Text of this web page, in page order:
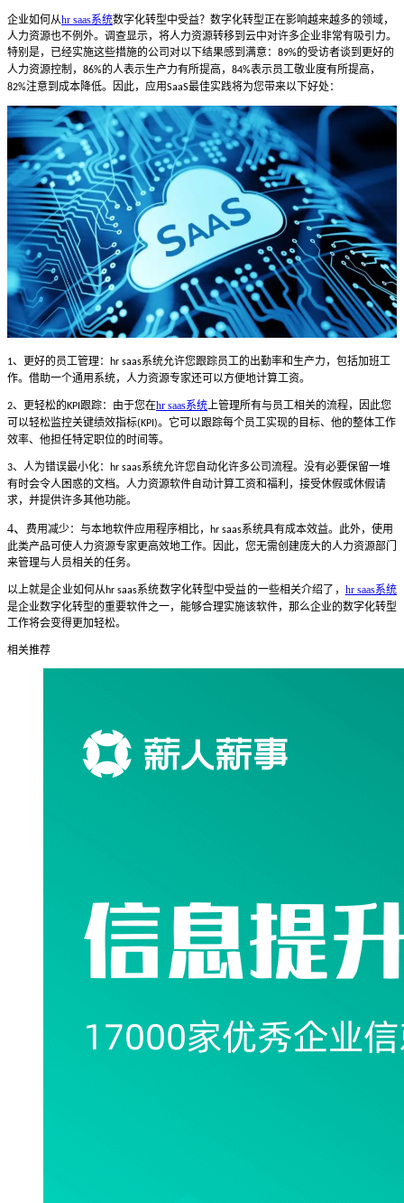
企业如何从hr saas系统数字化转型中受益？数字化转型正在影响越来越多的领域，
人力资源也不例外。调查显示，将人力资源转移到云中对许多企业非常有吸引力。
特别是，已经实施这些措施的公司对以下结果感到满意： 89%的受访者谈到更好的
人力资源控制， 86%的人表示生产力有所提高， 84%表示员工敬业度有所提高，
82%注意到成本降低。因此，应用SaaS最佳实践将为您带来以下好处：
1、更好的员工管理： hr saas系统允许您跟踪员工的出勤率和生产力，包括加班工
作。借助一个通用系统，人力资源专家还可以方便地计算工资。
2、更轻松的KPI 跟踪：由于您在hr saas系统上管理所有与员工相关的流程，因此您
可以轻松监控关键绩效指标(KPI)。它可以跟踪每个员工实现的目标、他的整体工作
效率、他担任特定职位的时间等。
3、人为错误最小化： hr saas系统允许您自动化许多公司流程。没有必要保留一堆
有时会令人困惑的文档。人力资源软件自动计算工资和福利，接受休假或休假请
求，并提供许多其他功能。
4、 费用减少：与本地软件应用程序相比， hr saas系统具有成本效益。此外，使用
此类产品可使人力资源专家更高效地工作。因此，您无需创建庞大的人力资源部门
来管理与人员相关的任务。
以上就是企业如何从hr saas系统数字化转型中受益的一些相关介绍了， hr saas系统
是企业数字化转型的重要软件之一，能够合理实施该软件，那么企业的数字化转型
工作将会变得更加轻松。
相关推荐